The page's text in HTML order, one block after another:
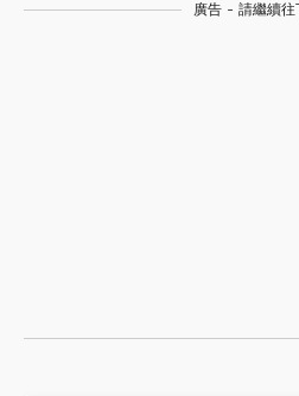
廣告 - 請繼續往